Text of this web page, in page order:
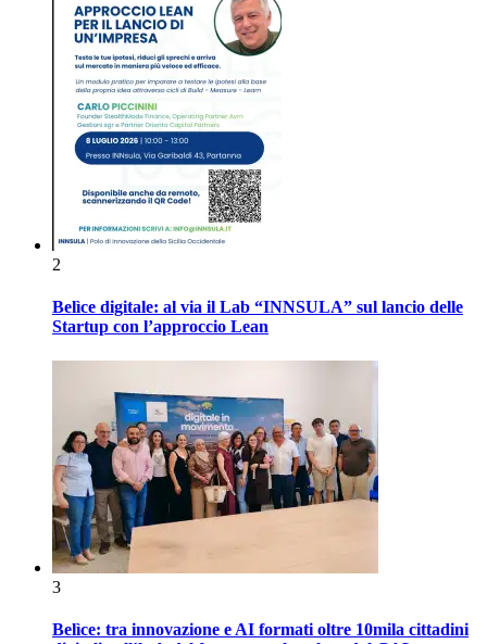
2
Belìce digitale: al via il Lab “INNSULA” sul lancio delle
Startup con l’approccio Lean
3
Belìce: tra innovazione e AI formati oltre 10mila cittadini